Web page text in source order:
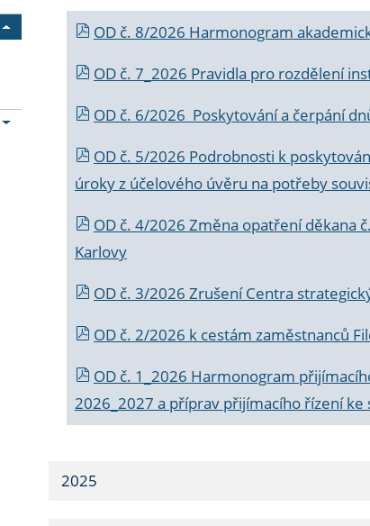
OD č. 8/2026 Harmonogram
OD č. 7_2026 Pravidla pro rozdělení
OD č. 6/2026 Poskytování a čerpání
OD č. 5/2026 Podrobnosti k
úroky z účelového úvěru na potřeby
OD č. 4/2026 Změna opatření děkana
Karlovy
OD č. 3/2026 Zrušení Centra
OD č. 2/2026 k cestám zaměstnanců
OD č. 1_2026 Harmonogram
2026_2027 a příprav přijímacího řízení
2025